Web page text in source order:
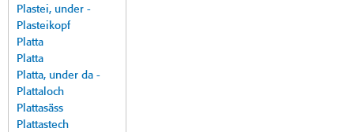
Plastei, under -
Plasteikopf
Platta
Platta
Platta, under da -
Plattaloch
Plattasäss
Plattastech